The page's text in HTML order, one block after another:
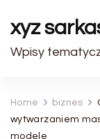
xyz
Wpisy
Home biznes
wytwarzaniem
modele